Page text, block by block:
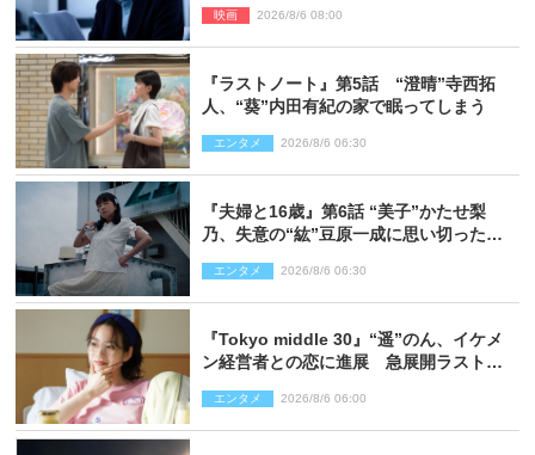
映画 2026/8/6 08:00
『ラストノート』第5話 “澄晴”寺西拓
人、“葵”内田有紀の家で眠ってしまう
エンタメ 2026/8/6 06:30
『夫婦と16歳』第6話 “美子”かたせ梨
乃、失意の“紘”豆原一成に思い切ったプ
エンタメ 2026/8/6 06:30
『Tokyo middle 30』“遥”のん、イケメ
ン経営者との恋に進展 急展開ラストに
エンタメ 2026/8/6 06:00